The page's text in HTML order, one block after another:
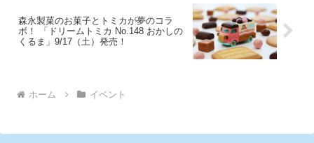
森永製菓のお菓子とトミカが夢のコラ
ボ！ 「ドリームトミカ No.148 おかしの
くるま」9/17（土）発売！
ホーム イベント